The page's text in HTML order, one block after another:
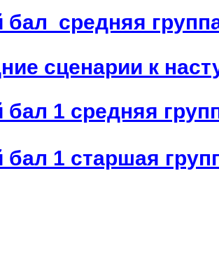
бал средняя
сценарии к
бал 1 средняя
бал 1 старшая